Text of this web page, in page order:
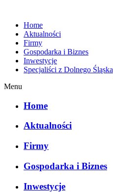
Home
Aktualności
Firmy
Gospodarka i Biznes
Inwestycje
Specjaliści z Dolnego Śląska
Menu
Home
Aktualności
Firmy
Gospodarka i Biznes
Inwestycje